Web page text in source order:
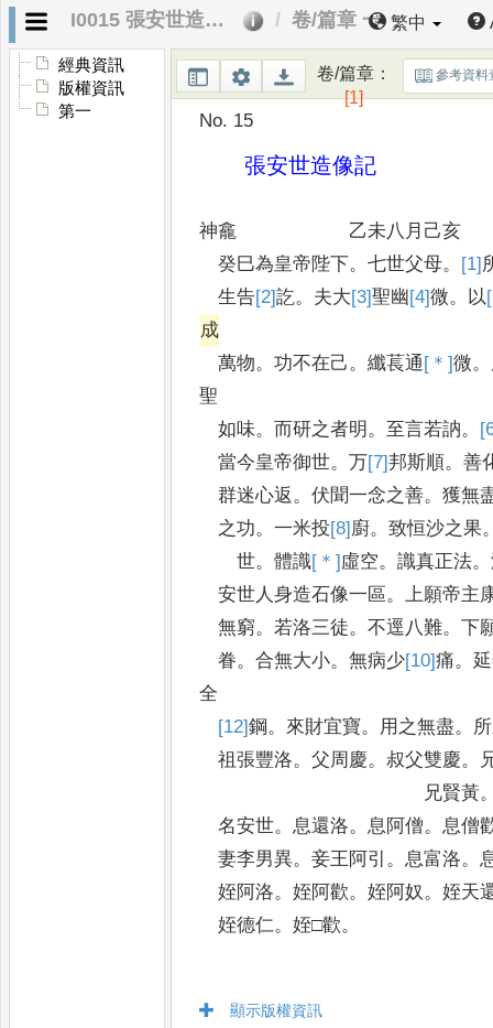
I0015 張安世造像記 卷/篇章 一 繁中
經典資訊
版權資訊
第一
卷/篇章：
[1]
參考資料
No. 15
張安世造像記
神龕 乙未八月己亥
癸巳為皇帝陛下。七世父母。 [1]
生告[2]訖。 夫大[3]聖幽 [4]微。 以
成
萬物。功不在己。纖萇通 [＊]微。
聖
如味。 而研之者明。 至言若訥。
當今皇帝御世。万[7]邦斯順。善
群迷心返。伏聞一念之善。獲無
之功。一米投[8] 廚。致恒沙之果
世。體識[＊] 虛空。識真正法。
安世人身造石像一區。上願帝主
無窮。若洛三徒。不逕八難。下
眷。合無大小。無病少[10]痛。
全
[12]鋼。 來財宜寶。 用之無盡。
祖張豐洛。父周慶。叔父雙慶。
兄賢黃
名安世。息還洛。息阿僧。息僧
妻李男異。妾王阿引 。息富洛。
姪阿洛。姪阿歡。姪阿奴。姪天
姪德仁。姪□歡。
顯示版權資訊